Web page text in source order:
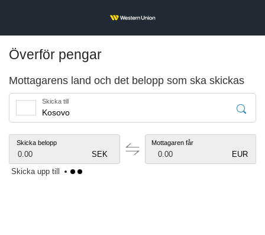
Överför pengar
Mottagarens land och det belopp som ska skickas
Skicka till
Skicka belopp
SEK
0.00
Mottagaren får
EUR
0.00
Skicka upp till